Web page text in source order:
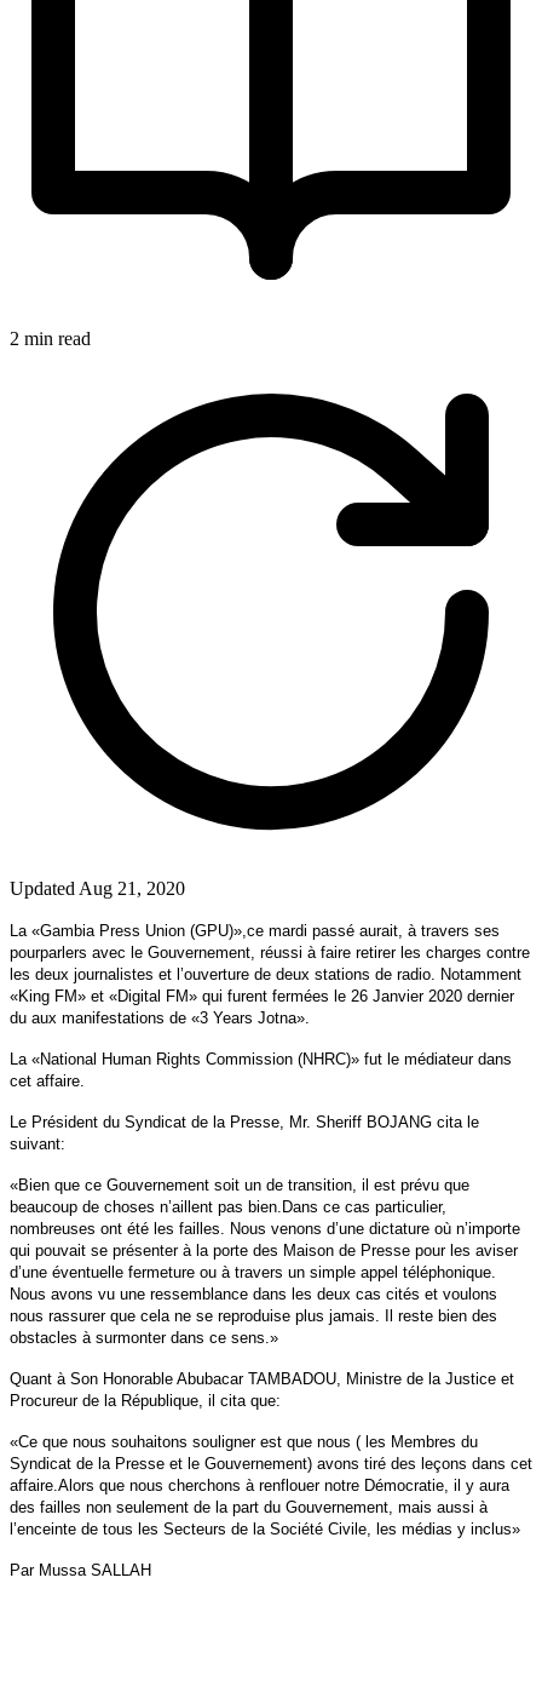
2 min read
Updated Aug 21, 2020
La «Gambia Press Union (GPU)»,ce mardi passé aurait, à travers ses
pourparlers avec le Gouvernement, réussi à faire retirer les charges contre
les deux journalistes et l’ouverture de deux stations de radio. Notamment
«King FM» et «Digital FM» qui furent fermées le 26 Janvier 2020 dernier
du aux manifestations de «3 Years Jotna».
La «National Human Rights Commission (NHRC)» fut le médiateur dans
cet affaire.
Le Président du Syndicat de la Presse, Mr. Sheriff BOJANG cita le
suivant:
«Bien que ce Gouvernement soit un de transition, il est prévu que
beaucoup de choses n’aillent pas bien.Dans ce cas particulier,
nombreuses ont été les failles. Nous venons d’une dictature où n’importe
qui pouvait se présenter à la porte des Maison de Presse pour les aviser
d’une éventuelle fermeture ou à travers un simple appel téléphonique.
Nous avons vu une ressemblance dans les deux cas cités et voulons
nous rassurer que cela ne se reproduise plus jamais. Il reste bien des
obstacles à surmonter dans ce sens.»
Quant à Son Honorable Abubacar TAMBADOU, Ministre de la Justice et
Procureur de la République, il cita que:
«Ce que nous souhaitons souligner est que nous ( les Membres du
Syndicat de la Presse et le Gouvernement) avons tiré des leçons dans cet
affaire.Alors que nous cherchons à renflouer notre Démocratie, il y aura
des failles non seulement de la part du Gouvernement, mais aussi à
l’enceinte de tous les Secteurs de la Société Civile, les médias y inclus»
Par Mussa SALLAH